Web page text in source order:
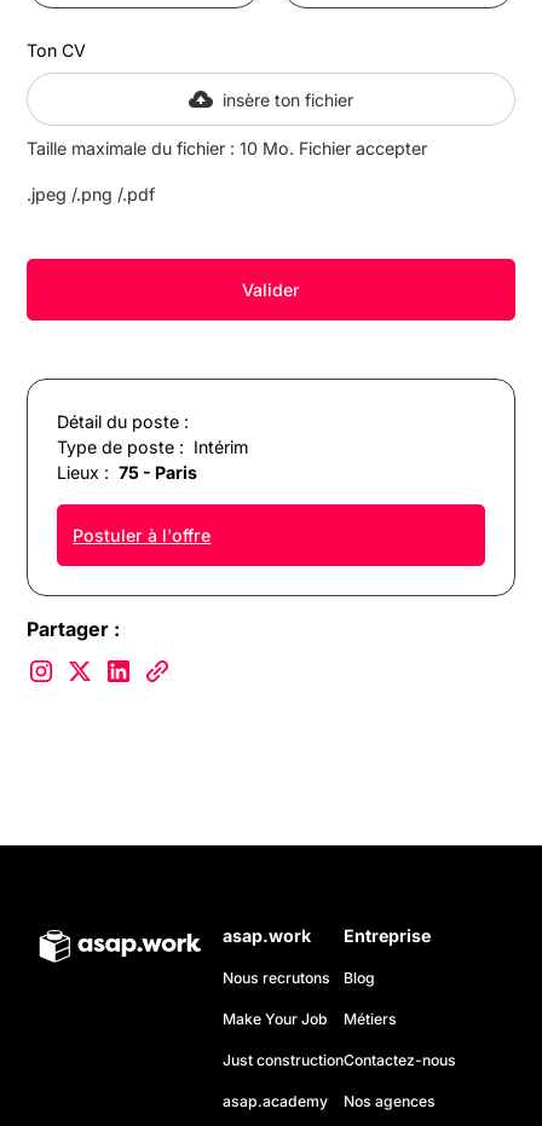
Détail du poste :
Type de poste : Intérim
Lieux : 75 - Paris
Postuler à l'offre
Partager :
Ton CV
insère ton fichier
Taille maximale du fichier : 10 Mo. Fichier accepter
.jpeg /.png /.pdf
asap.work
Nous recrutons
Make Your Job
Just construction
asap.academy
Entreprise
Blog
Métiers
Contactez-nous
Nos agences